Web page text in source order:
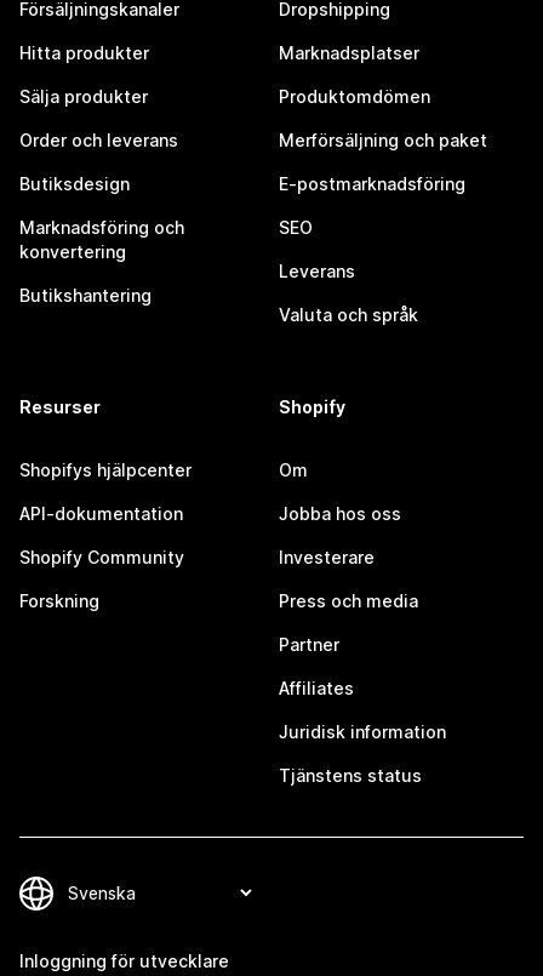
Försäljningskanaler
Hitta produkter
Sälja produkter
Order och leverans
Butiksdesign
Marknadsföring och
konvertering
Butikshantering
Dropshipping
Marknadsplatser
Produktomdömen
Merförsäljning och paket
E-postmarknadsföring
SEO
Leverans
Valuta och språk
Resurser
Shopifys hjälpcenter
API-dokumentation
Shopify Community
Forskning
Shopify
Om
Jobba hos oss
Investerare
Press och media
Partner
Affiliates
Juridisk information
Tjänstens status
Inloggning för utvecklare